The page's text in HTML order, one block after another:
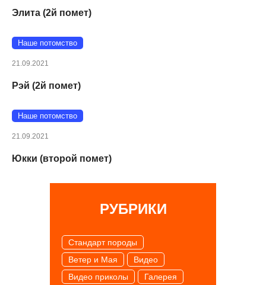
Элита (2й помет)
Наше потомство
21.09.2021
Рэй (2й помет)
Наше потомство
21.09.2021
Юкки (второй помет)
РУБРИКИ
Cтандарт породы
Ветер и Мая
Видео
Видео приколы
Галерея